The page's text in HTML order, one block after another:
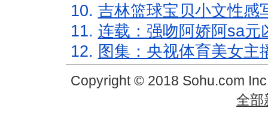
10. 吉林篮球宝贝小文性感
11. 连载：强吻阿娇阿sa元
12. 图集：央视体育美女主
Copyright © 2018 Sohu.com
全部